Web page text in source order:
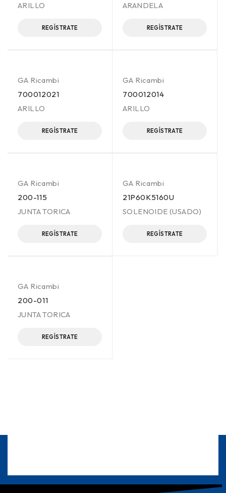
ARILLO
REGÍSTRATE
ARANDELA
REGÍSTRATE
GA Ricambi
700012021
ARILLO
REGÍSTRATE
GA Ricambi
700012014
ARILLO
REGÍSTRATE
GA Ricambi
200-115
JUNTA TORICA
REGÍSTRATE
GA Ricambi
21P60K5160U
SOLENOIDE (USADO)
REGÍSTRATE
GA Ricambi
200-011
JUNTA TORICA
REGÍSTRATE